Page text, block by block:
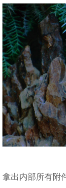
拿出内部所有附